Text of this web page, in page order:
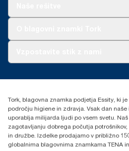
Essity Hungary Kft.
Budakeszi út 51.
Tork, blagovna znamka podjetja Essity, ki
področju higiene in zdravja. Vsak dan
uporablja milijarda ljudi po vsem svetu.
zagotavljanju dobrega počutja
in družbe. Izdelke prodajamo v približno
globalnima blagovnima znamkama TENA